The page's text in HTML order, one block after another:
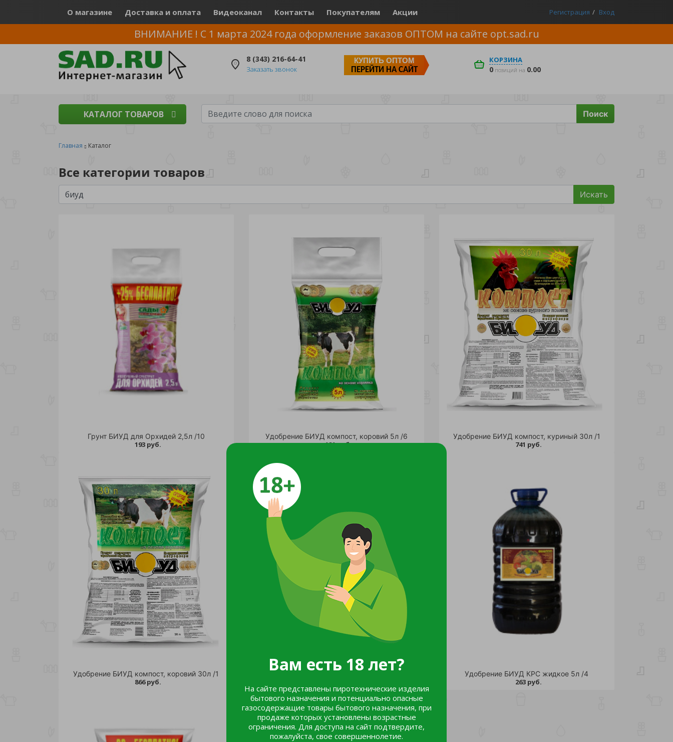
Вам есть 18 лет?
На сайте представлены пиротехнические изделия
бытового назначения и потенциально опасные
газосодержащие товары бытового назначения, при
продаже которых установлены возрастные
ограничения. Для доступа на сайт подтвердите,
пожалуйста, свое совершеннолетие.
О магазине Доставка и оплата Видеоканал Контакты Покупателям Акции Регистрация Вход
ВНИМАНИЕ ! С 1 марта 2024 года оформление заказов ОПТОМ на сайте opt.sad.ru
8 (343) 216-64-41
Заказать звонок
КУПИТЬ ОПТОМ
ПЕРЕЙТИ НА САЙТ
КОРЗИНА
0 позиций на 0.00
КАТАЛОГ ТОВАРОВ Поиск
Главная Каталог
Все категории товаров
Грунт БИУД для Орхидей 2,5л /10
193 руб.
Удобрение БИУД компост, коровий 5л /6
181 руб.
Удобрение БИУД компост, куриный 30л /1
741 руб.
Удобрение БИУД компост, коровий 30л /1
866 руб.
Удобрение БИУД КРС жидкое 5л /4
263 руб.